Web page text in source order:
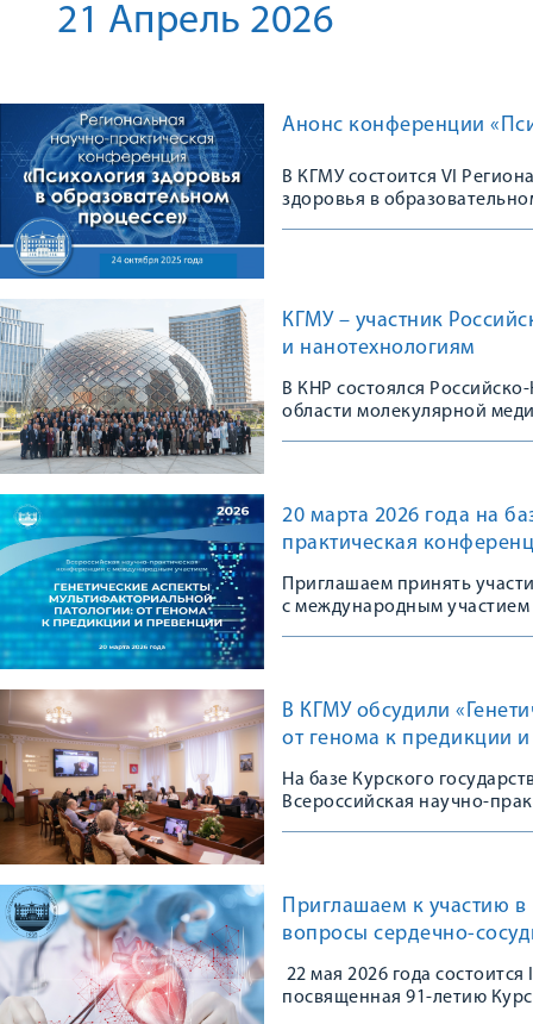
21 Апрель 2026
Анонс конференции
В КГМУ состоится VI
здоровья в
КГМУ – участник
и нанотехнологиям
В КНР состоялся
области молекулярной
20 марта 2026 года на
практическая
Приглашаем принять
с международным участием
В КГМУ обсудили
от генома к предикции
На базе Курского
Всероссийская научно-
Приглашаем к участию
вопросы сердечно-
22 мая 2026 года
посвященная 91-летию